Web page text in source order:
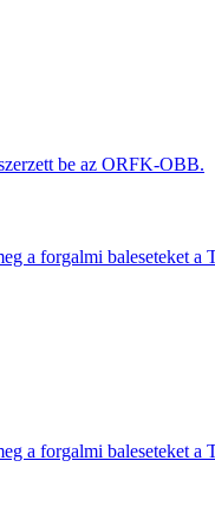
be az ORFK-OBB.
a forgalmi baleseteket a
a forgalmi baleseteket a